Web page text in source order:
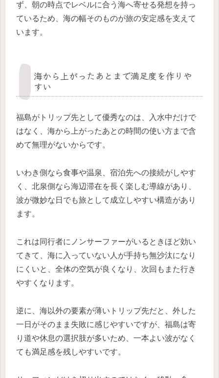
ず、朝の時点でレベルに合う海へ寄せる発想を持っ
ているため、海の幅そのものが旅の安定感を支えて
います。
海から上がったあとまで満足度を作りや
すい
福島がトリップ先として優秀なのは、入水中だけで
はなく、海から上がったあとの時間の使い方まで含
めて無理がないからです。
いわき側なら食事や温泉、宿泊先への接続がしやす
く、北泉側なら海辺滞在を長く楽しむ導線があり、
波が微妙な日でも旅として成立しやすい構造があり
ます。
これは同行者にノンサーファーがいるときほど効い
てきて、海に入っていない人が手持ち無沙汰になり
にくいと、全体の空気が良くなり、次回もまた行き
やすくなります。
逆に、海以外の要素が薄いトリップ先だと、外した
一日がそのまま失敗に感じやすいですが、福島は寄
り道や休息の選択肢が多いため、一本よい波がなく
ても満足感を残しやすいです。